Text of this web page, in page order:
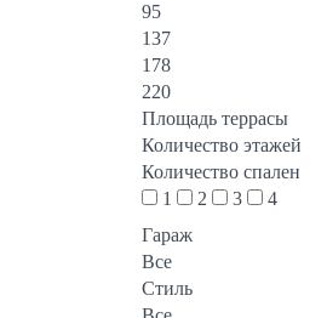
95
137
178
220
Площадь террасы
Количество этажей
Количество спален
1
2 3
4
Гараж
Все
Стиль